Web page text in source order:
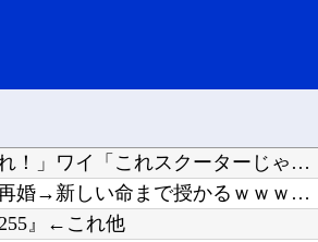
トッモ「バイク買ったわ！見てやこれ！」ワイ「これスクーターじゃん…」他
ミッチーこと及川光博さん、56歳で再婚→新しい命まで授かるｗｗｗｗｗ他
』←これ他